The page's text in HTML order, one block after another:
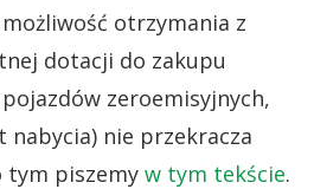
otrzymania z
dotacji do zakupu
zeroemisyjnych,
nabycia) nie przekracza
tym piszemy w tym tekście.